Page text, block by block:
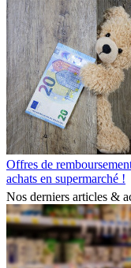
Offres de
achats en supermarché !
Nos derniers articles &